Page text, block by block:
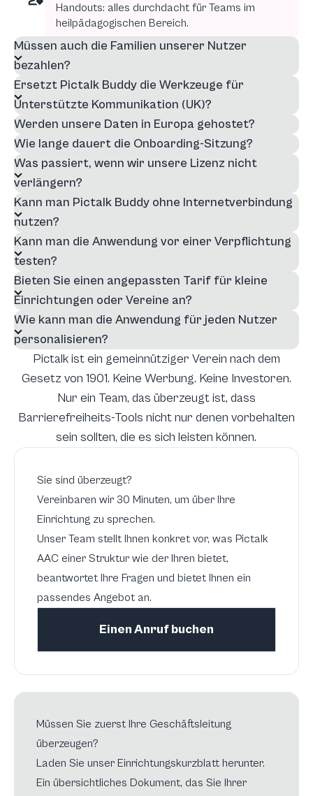
Handouts: alles durchdacht für Teams im
heilpädagogischen Bereich.
Müssen auch die Familien unserer Nutzer
bezahlen?
Ersetzt Pictalk Buddy die Werkzeuge für
Unterstützte Kommunikation (UK)?
Werden unsere Daten in Europa gehostet?
Wie lange dauert die Onboarding-Sitzung?
Was passiert, wenn wir unsere Lizenz nicht
verlängern?
Kann man Pictalk Buddy ohne Internetverbindung
nutzen?
Kann man die Anwendung vor einer Verpflichtung
testen?
Bieten Sie einen angepassten Tarif für kleine
Einrichtungen oder Vereine an?
Wie kann man die Anwendung für jeden Nutzer
personalisieren?
Pictalk ist ein gemeinnütziger Verein nach dem
Gesetz von 1901. Keine Werbung. Keine Investoren.
Nur ein Team, das überzeugt ist, dass
Barrierefreiheits-Tools nicht nur denen vorbehalten
sein sollten, die es sich leisten können.
Sie sind überzeugt?
Vereinbaren wir 30 Minuten, um über Ihre
Einrichtung zu sprechen.
Unser Team stellt Ihnen konkret vor, was Pictalk
AAC einer Struktur wie der Ihren bietet,
beantwortet Ihre Fragen und bietet Ihnen ein
passendes Angebot an.
Einen Anruf buchen
Müssen Sie zuerst Ihre Geschäftsleitung
überzeugen?
Laden Sie unser Einrichtungskurzblatt herunter.
Ein übersichtliches Dokument, das Sie Ihrer